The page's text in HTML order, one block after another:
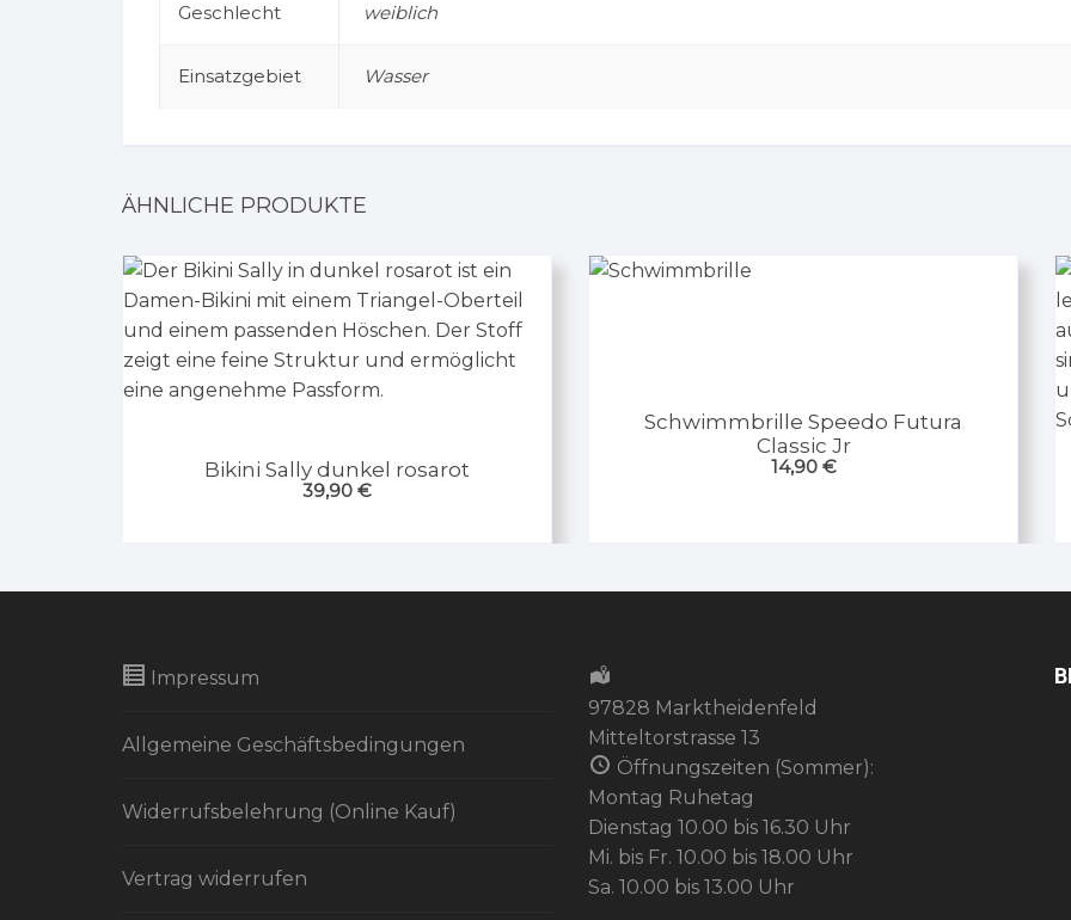
Geschlecht weiblich
Einsatzgebiet Wasser
ÄHNLICHE PRODUKTE
Bikini Sally dunkel rosarot
39,90 €
Schwimmbrille Speedo Futura
Classic Jr
14,90 €
Impressum
Allgemeine Geschäftsbedingungen
Widerrufsbelehrung (Online Kauf)
Vertrag widerrufen
97828 Marktheidenfeld
Mitteltorstrasse 13
Öffnungszeiten (Sommer):
Montag Ruhetag
Dienstag 10.00 bis 16.30 Uhr
Mi. bis Fr. 10.00 bis 18.00 Uhr
Sa. 10.00 bis 13.00 Uhr